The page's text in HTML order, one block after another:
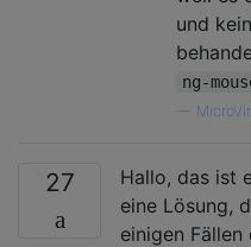
und
ng-
27
Hallo, das ist
eine Lösung,
einigen